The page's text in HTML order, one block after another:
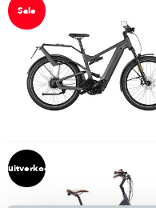
Sale
uitverkocht